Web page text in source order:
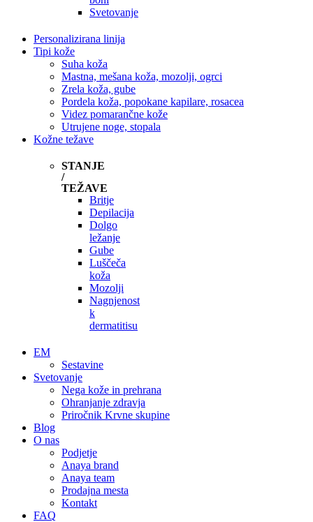
Svetovanje
Personalizirana linija
Tipi kože
Suha koža
Mastna, mešana koža, mozolji, ogrci
Zrela koža, gube
Pordela koža, popokane kapilare, rosacea
Videz pomarančne kože
Utrujene noge, stopala
Kožne težave
STANJE
/
TEŽAVE
Britje
Depilacija
Dolgo
ležanje
Gube
Luščeča
koža
Mozolji
Nagnjenost
k
dermatitisu
EM
Sestavine
Svetovanje
Nega kože in prehrana
Ohranjanje zdravja
Priročnik Krvne skupine
Blog
O nas
Podjetje
Anaya brand
Anaya team
Prodajna mesta
Kontakt
FAQ